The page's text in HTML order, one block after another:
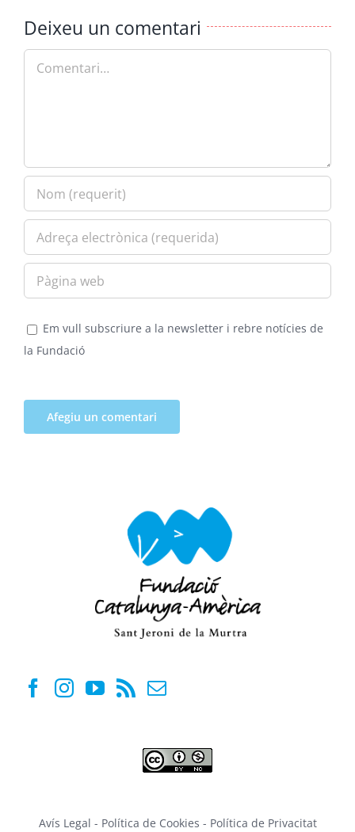
Deixeu un comentari
Em vull subscriure a la newsletter i rebre notícies de
la Fundació
Avís Legal - Política de Cookies - Política de Privacitat